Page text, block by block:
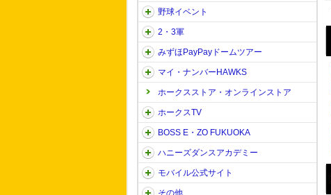
野球イベント
2・3軍
みずほPayPayドームツアー
マイ・ナンバーHAWKS
ホークスストア・オンラインストア
ホークスTV
BOSS E・ZO FUKUOKA
ハニーズダンスアカデミー
モバイル公式サイト
その他